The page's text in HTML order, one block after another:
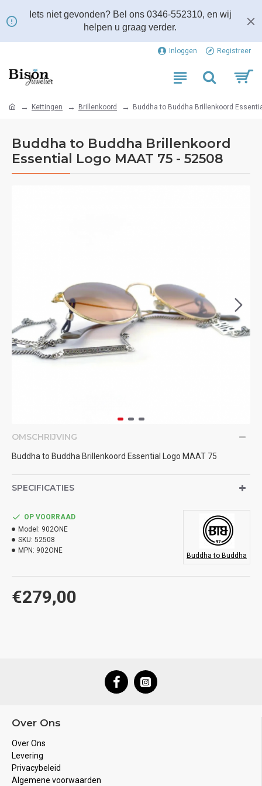
Iets niet gevonden? Bel ons 0346-552310, en wij
helpen u graag verder.
Inloggen Registreer
Kettingen Brillenkoord Buddha to Buddha Brillenkoord
Buddha to Buddha Brillenkoord
Essential Logo MAAT 75 - 52508
OMSCHRIJVING
Buddha to Buddha Brillenkoord Essential Logo MAAT 75
SPECIFICATIES
€279,00
OP VOORRAAD
Model: 902ONE
SKU: 52508
MPN: 902ONE
Buddha to Buddha
Over Ons
Over Ons
Levering
Privacybeleid
Algemene voorwaarden